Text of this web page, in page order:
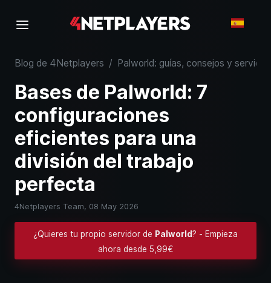
Blog de 4Netplayers / Palworld: guías, consejos y
Bases de Palworld: 7
configuraciones
eficientes para una
división del trabajo
perfecta
4Netplayers Team, 08 May 2026
¿Quieres tu propio servidor de Palworld? - Empieza
ahora desde 5,99€